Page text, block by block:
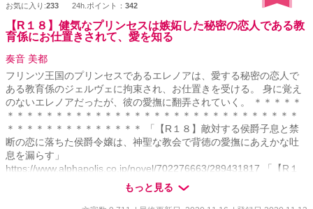
お気に入り:233 24h.ポイント： 342
【R１８】健気なプリンセスは嫉妬した秘密の恋人である教
育係にお仕置きされて、愛を知る
奏音 美都
フリンツ王国のプリンセスであるエレノアは、愛する秘密の恋人で
ある教育係のジェルヴェに拘束され、お仕置きを受ける。 身に覚え
のないエレノアだったが、彼の愛撫に翻弄されていく。 ＊＊＊＊＊
＊＊＊＊＊＊＊＊＊＊＊＊＊＊＊＊＊＊＊＊＊＊＊＊＊＊＊＊＊＊
＊＊＊＊＊＊＊＊＊＊＊＊＊＊ 「【R１８】敵対する侯爵子息と禁
断の恋に落ちた侯爵令嬢は、神聖な教会で背徳の愛撫にあえかな吐
息を漏らす」
https://www.alphapolis.co.jp/novel/702276663/289431817 「【R１
８】箱入り令嬢は密かに慕う執事に夜伽の手解きを受け、快楽に沈
む」 https://www.alphapolis.co.jp/novel/702276663/524431855
もっと見る